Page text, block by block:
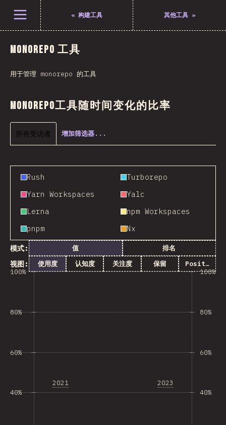
打开菜单 « 构建工具 其他工具 »
Monorepo 工具
用于管理 monorepo 的工具
Monorepo工具随时间变化的比率
所有受访者 增加筛选器...
Rush
Turborepo
Yarn Workspaces
Yalc
Lerna
npm Workspaces
pnpm
Nx
模式: 值 排名
视图: 使用度 认知度 关注度 保留 Positivity
40%
60%
80%
100%
2021 2023
40%
60%
80%
100%